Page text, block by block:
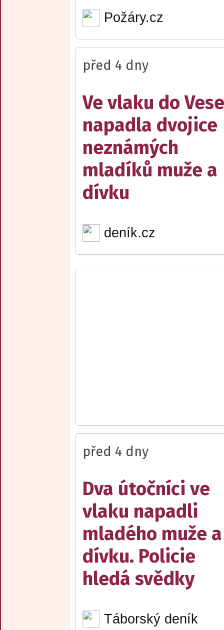
Požáry.cz
před 4 dny
Ve vlaku do
napadla dvojice
neznámých
mladíků muže a
dívku
deník.cz
před 4 dny
Dva útočníci ve
vlaku napadli
mladého muže a
dívku. Policie
hledá svědky
Táborský deník